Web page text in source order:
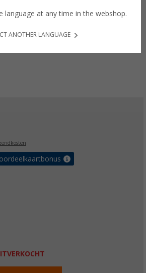
language at any time in the webshop.
ANOTHER LANGUAGE